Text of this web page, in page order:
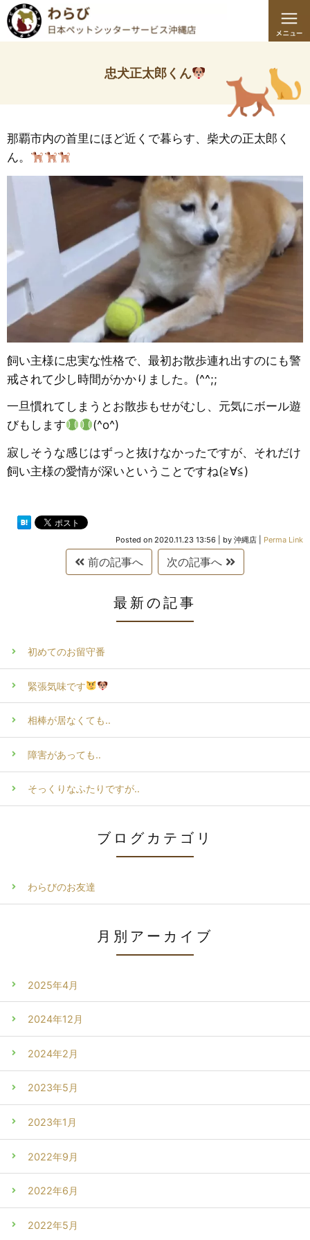
忠犬正太郎くん
那覇市内の首里にほど近くで暮らす、柴犬の正太郎く
ん。
飼い主様に忠実な性格で、最初お散歩連れ出すのにも警
戒されて少し時間がかかりました。(^^;;
一旦慣れてしまうとお散歩もせがむし、元気にボール遊
びもします
(^o^)
寂しそうな感じはずっと抜けなかったですが、それだけ
飼い主様の愛情が深いということですね(≧∀≦)
Posted on 2020.11.23 13:56 by 沖縄店 Perma Link
前の記事へ 次の記事へ
最新の記事
初めてのお留守番
緊張気味です
相棒が居なくても‥
障害があっても‥
そっくりなふたりですが‥
ブログカテゴリ
わらびのお友達
月別アーカイブ
2025年4月
2024年12月
2024年2月
2023年5月
2023年1月
2022年9月
2022年6月
2022年5月